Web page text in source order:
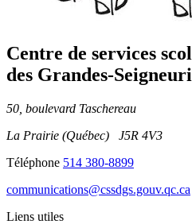
Centre de services
des
50, boulevard Taschereau
La Prairie (Québec) J5R 4V3
Téléphone 514 380-8899
communications@cssdgs.gouv.qc.ca
Liens utiles